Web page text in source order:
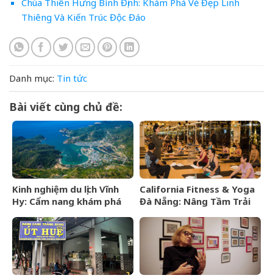
Chùa Thiên Hưng Bình Định: Khám Phá Vẻ Đẹp Linh
Thiêng Và Kiến Trúc Độc Đáo
Danh mục: Tin tức
Bài viết cùng chủ đề:
Kinh nghiệm du lịch Vĩnh
Hy: Cẩm nang khám phá
Ninh Thuận
California Fitness & Yoga
Đà Nẵng: Nâng Tầm Trải